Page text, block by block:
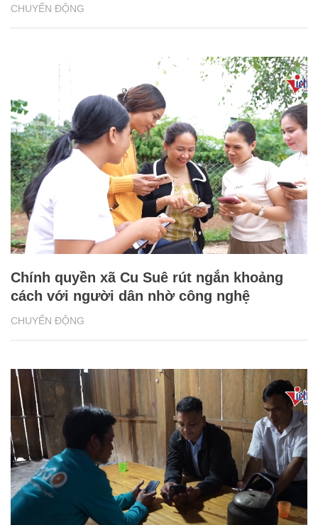
CHUYỂN ĐỘNG
CHUYỂN ĐỘNG
Chính quyền xã Cu Suê rút ngắn khoảng
cách với người dân nhờ công nghệ